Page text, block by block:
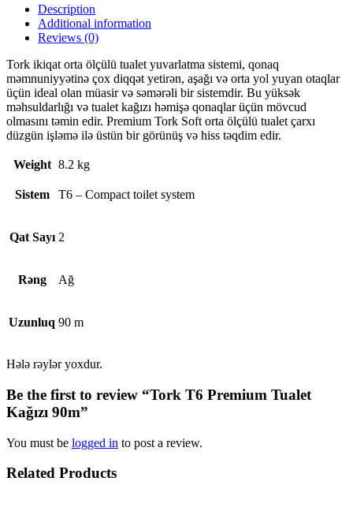
Description
Additional information
Reviews (0)
Tork ikiqat orta ölçülü tualet yuvarlatma sistemi, qonaq
məmnuniyyətinə çox diqqət yetirən, aşağı və orta yol yuyan otaqlar
üçün ideal olan müasir və səmərəli bir sistemdir. Bu yüksək
məhsuldarlığı və tualet kağızı həmişə qonaqlar üçün mövcud
olmasını təmin edir. Premium Tork Soft orta ölçülü tualet çarxı
düzgün işləmə ilə üstün bir görünüş və hiss təqdim edir.
Weight 8.2 kg
Sistem T6 – Compact toilet system
Qat Sayı 2
Rəng Ağ
Uzunluq 90 m
Hələ rəylər yoxdur.
Be the first to review “Tork T6 Premium Tualet
Kağızı 90m”
You must be logged in to post a review.
Related Products